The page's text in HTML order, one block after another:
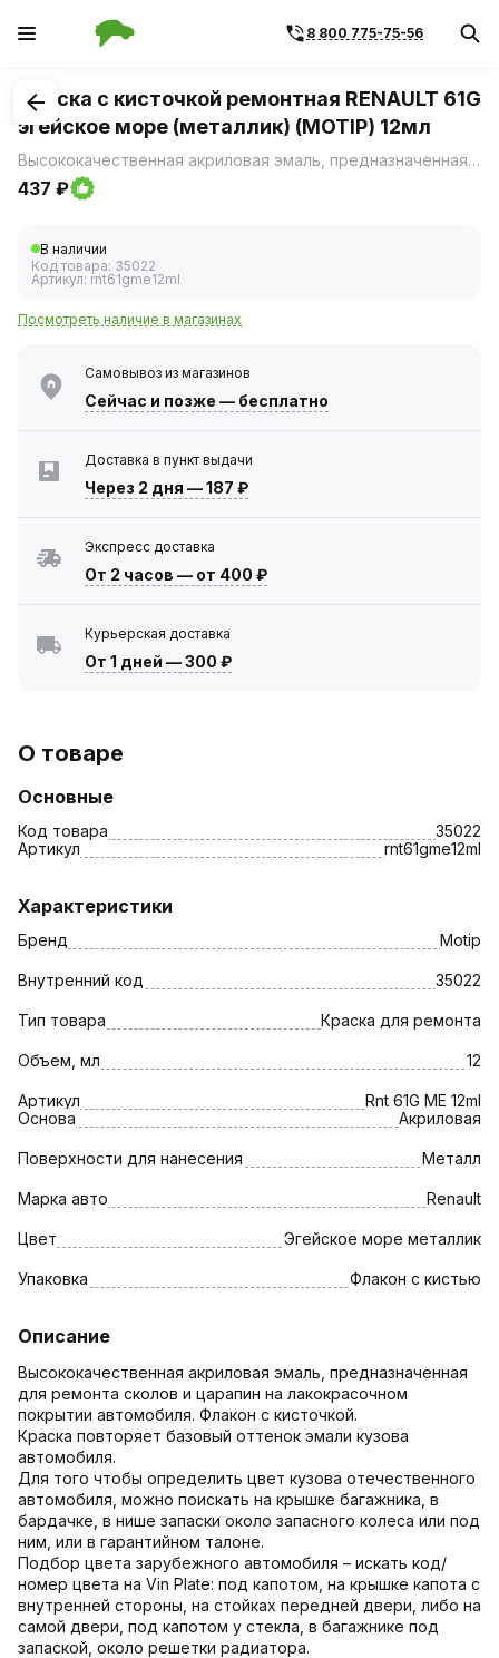
8 800 775-75-56
1/1
Краска с кисточкой ремонтная RENAULT 61G
эгейское море (металлик) (MOTIP) 12мл
Высококачественная акриловая эмаль, предназначенная для ремонта сколов и царапин на лакокрасочном покрытии автомобиля.
437 ₽
В наличии
Код товара: 35022
Артикул: rnt61gme12ml
Посмотреть наличие в магазинах
Самовывоз из магазинов
Сейчас и позже — бесплатно
Доставка в пункт выдачи
Через 2 дня —187 ₽
Экспресс доставка
От 2 часов — от 400 ₽
Курьерская доставка
От 1 дней —300 ₽
О товаре
Основные
Код товара
35022
Артикул
rnt61gme12ml
Характеристики
Бренд Motip
Внутренний код 35022
Тип товара Краска для ремонта
Объем, мл 12
Артикул
Rnt 61G ME 12ml
Основа
Акриловая
Поверхности для нанесения Металл
Марка авто Renault
Цвет Эгейское море металлик
Упаковка Флакон с кистью
Описание
Высококачественная акриловая эмаль, предназначенная
для ремонта сколов и царапин на лакокрасочном
покрытии автомобиля. Флакон с кисточкой.
Краска повторяет базовый оттенок эмали кузова
автомобиля.
Для того чтобы определить цвет кузова отечественного
автомобиля, можно поискать на крышке багажника, в
бардачке, в нише запаски около запасного колеса или под
ним, или в гарантийном талоне.
Подбор цвета зарубежного автомобиля – искать код/
номер цвета на Vin Plate: под капотом, на крышке капота с
внутренней стороны, на стойках передней двери, либо на
самой двери, под капотом у стекла, в багажнике под
запаской, около решетки радиатора.